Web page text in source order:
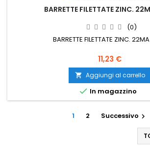
BARRETTE FILETTATE ZINC.
(0)
BARRETTE FILETTATE ZINC.
Prezzo
11,23 €
 Aggiungi al carrello
 In magazzino
1 2 Successivo 